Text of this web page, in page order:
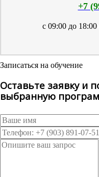
+7
с 09:00 до
Записаться на обучение
Оставьте заявку и
выбранную